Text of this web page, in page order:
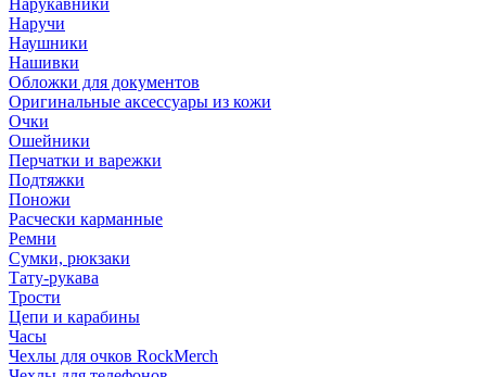
Нарукавники
Наручи
Наушники
Нашивки
Обложки для документов
Оригинальные аксессуары из кожи
Очки
Ошейники
Перчатки и варежки
Подтяжки
Поножи
Расчески карманные
Ремни
Сумки, рюкзаки
Тату-рукава
Трости
Цепи и карабины
Часы
Чехлы для очков RockMerch